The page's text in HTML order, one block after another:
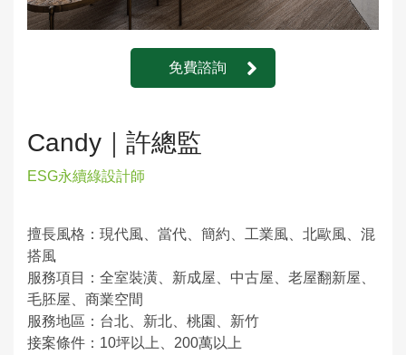
免費諮詢
Candy｜許總監
ESG永續綠設計師
擅長風格：現代風、當代、簡約、工業風、北歐風、混
搭風
服務項目：全室裝潢、新成屋、中古屋、老屋翻新屋、
毛胚屋、商業空間
服務地區：台北、新北、桃園、新竹
接案條件：10坪以上、200萬以上